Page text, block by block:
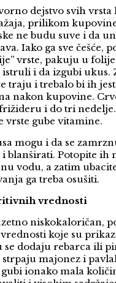
dejstvo svih vrsta
prilikom
ne budu suve i da
Iako ga sve češće,
vrste, pakuju u
istruli i da izgubi ukus.
traju i trebalo bi ih
nakon kupovine.
i do tri
vrste gube vitamine.
mogu i da se
i blanširati. Potopite ih
vodu, a zatim
ga treba osušiti.
vrednosti
niskokaloričan,
koje su
se dodaju rebarca ili
strpaju majonez i
ionako mala